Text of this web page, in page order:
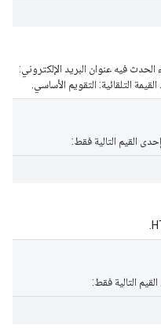
فيه عنوان البريد الإلكتروني:
. القيمة التلقائية: التقويم الأساسي.
إحدى القيم التالية فقط:
التالية فقط: